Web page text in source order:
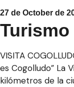
27 de October de
VISITA
es Cogolludo” La
kilómetros de la